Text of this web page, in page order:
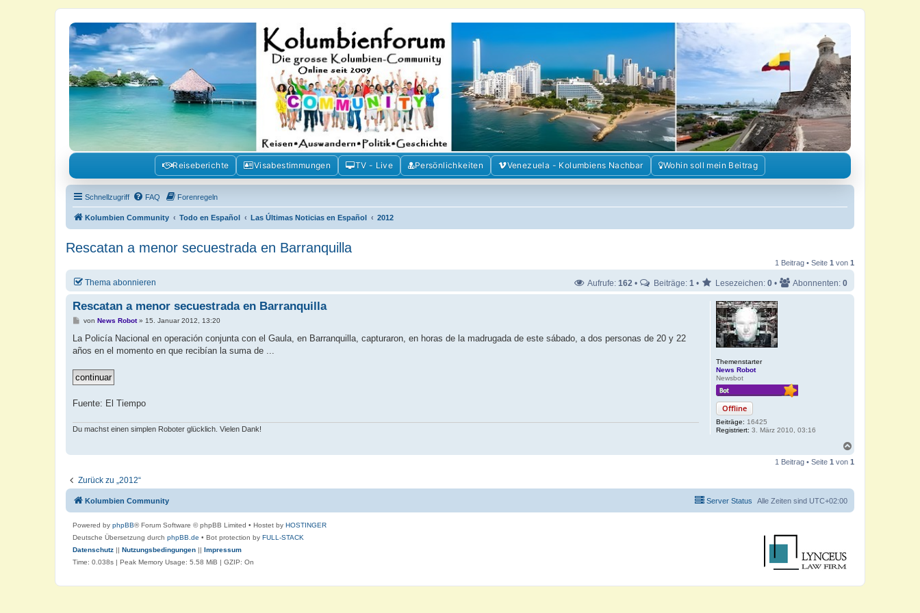
Kolumbienforum - Das grosse Forum der Freunde Kolumbiens
Reisen, Auswandern, Kultur, Politik, Geschichte und Visum in Kolumbien und Venezuela. Austausch, Erfahrungen und Gemeinschaft im Kolumbienforum
Reiseberichte Visabestimmungen TV - Live Persönlichkeiten Venezuela - Kolumbiens Nachbar Wohin soll mein Beitrag
Schnellzugriff FAQ Forenregeln
Kolumbien Community Todo en Español Las Últimas Noticias en Español 2012
Rescatan a menor secuestrada en Barranquilla
1 Beitrag • Seite 1 von 1
Thema abonnieren Aufrufe: 162 • Beiträge: 1 • Lesezeichen: 0 • Abonnenten: 0
Themenstarter
News Robot
Newsbot
Offline
Beiträge: 16425
Registriert: 3. März 2010, 03:16
Rescatan a menor secuestrada en Barranquilla
B
i
r
g
von News Robot» 15. Januar 2012, 13:20
La Policía Nacional en operación conjunta con el Gaula, en Barranquilla, capturaron, en horas de la madrugada de este sábado, a dos personas de 20 y 22
años en el momento en que recibían la suma de ...
Fuente: El Tiempo
Du machst einen simplen Roboter glücklich. Vielen Dank!
c
b
n
1 Beitrag • Seite 1 von 1
Zurück zu „2012“
Kolumbien Community Alle Zeiten sind UTC+02:00
Server Status
Powered by phpBB® Forum Software © phpBB Limited • Hostet by HOSTINGER
Deutsche Übersetzung durch phpBB.de • Bot protection by FULL-STACK
Datenschutz || Nutzungsbedingungen || Impressum
Time: 0.038s | Peak Memory Usage: 5.58 MiB | GZIP: On